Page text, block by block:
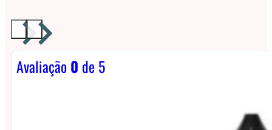
Avaliação0 de 5